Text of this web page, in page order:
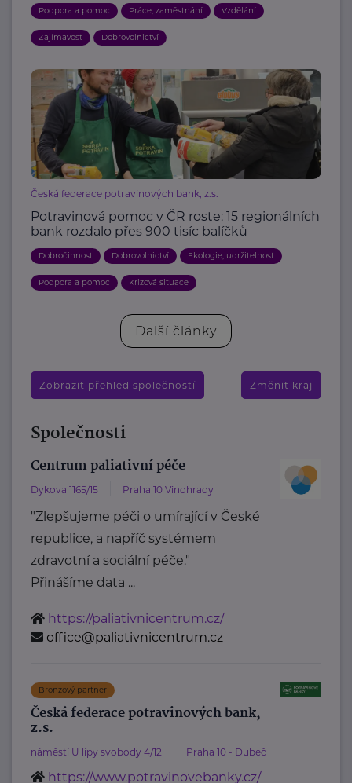
Podpora a pomoc Práce, zaměstnání Vzdělání
Zajímavost Dobrovolnictví
Česká federace potravinových bank, z.s.
Potravinová pomoc v ČR roste: 15 regionálních
bank rozdalo přes 900 tisíc balíčků
Dobročinnost Dobrovolnictví Ekologie, udržitelnost
Podpora a pomoc Krizová situace
Další články
Zobrazit přehled společností Změnit kraj
Společnosti
Centrum paliativní péče
Dykova 1165/15 Praha 10 Vinohrady
"Zlepšujeme péči o umírající v České
republice, a napříč systémem
zdravotní a sociální péče."
Přinášíme data ...
https://paliativnicentrum.cz/
office@paliativnicentrum.cz
Bronzový partner
Česká federace potravinových bank,
z.s.
náměstí U lípy svobody 4/12 Praha 10 - Dubeč
https://www.potravinovebanky.cz/